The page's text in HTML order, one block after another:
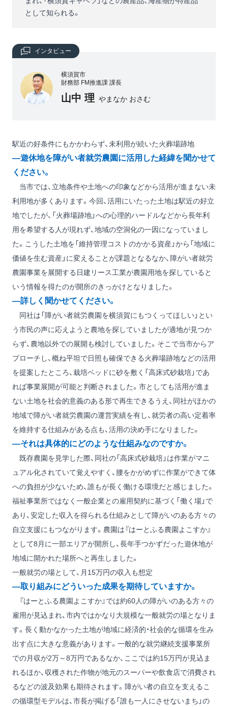
として知られる。
インタビュー
横須賀市
財務部 FM推進課 課長
山中 理 やまなか おさむ
駅近の好条件にもかかわらず、未利用が続いた火葬場跡地
―遊休地を障がい者就労農園に活用した経緯を聞かせて
ください。
当市では、立地条件や土地への印象などから活用が進まない未
利用地が多くあります。今回、活用にいたった土地は駅近の好立
地でしたが、「火葬場跡地」への心理的ハードルなどから長年利
用を希望する人が現れず、地域の空洞化の一因になっていまし
た。こうした土地を「維持管理コストのかかる資産」から「地域に
価値を生む資産」に変えることが課題となるなか、障がい者就労
農園事業を展開する日建リース工業が農園用地を探していると
いう情報を得たのが開所のきっかけとなりました。
―詳しく聞かせてください。
同社は「障がい者就労農園を横須賀にもつくってほしい」とい
う市民の声に応えようと農地を探していましたが適地が見つか
らず、農地以外での展開も検討していました。そこで当市からア
プローチし、概ね平坦で日照も確保できる火葬場跡地などの活用
を提案したところ、栽培ベッドに砂を敷く「高床式砂栽培」であ
れば事業展開が可能と判断されました。市としても活用が進ま
ない土地を社会的意義のある形で再生できるうえ、同社がほかの
地域で障がい者就労農園の運営実績を有し、就労者の高い定着率
を維持する仕組みがある点も、活用の決め手になりました。
―それは具体的にどのような仕組みなのですか。
既存農園を見学した際、同社の「高床式砂栽培」は作業がマニ
ュアル化されていて覚えやすく、腰をかがめずに作業ができて体
への負担が少ないため、誰もが長く働ける環境だと感じました。
福祉事業所ではなく一般企業との雇用契約に基づく「働く場」で
あり、安定した収入を得られる仕組みとして障がいのある方々の
自立支援にもつながります。農園は『はーとふる農園よこすか』
として8月に一部エリアが開所し、長年手つかずだった遊休地が
地域に開かれた場所へと再生しました。
一般就労の場として、月15万円の収入も想定
―取り組みにどういった成果を期待していますか。
『はーとふる農園よこすか』では約60人の障がいのある方々の
雇用が見込まれ、市内ではかなり大規模な一般就労の場となりま
す。長く動かなかった土地が地域に経済的・社会的な循環を生み
出す点に大きな意義があります。一般的な就労継続支援事業所
での月収が2万～8万円であるなか、ここでは約15万円が見込ま
れるほか、収穫された作物が地元のスーパーや飲食店で消費され
るなどの波及効果も期待されます。障がい者の自立を支えるこ
の循環型モデルは、市長が掲げる「誰も一人にさせないまち」の